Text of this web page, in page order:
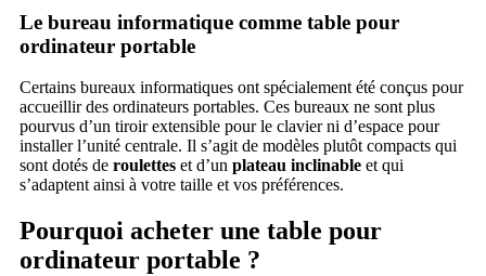
Le bureau informatique comme table pour
ordinateur portable
Certains bureaux informatiques ont spécialement été conçus pour
accueillir des ordinateurs portables. Ces bureaux ne sont plus
pourvus d’un tiroir extensible pour le clavier ni d’espace pour
installer l’unité centrale. Il s’agit de modèles plutôt compacts qui
sont dotés de roulettes et d’un plateau inclinable et qui
s’adaptent ainsi à votre taille et vos préférences.
Pourquoi acheter une table pour
ordinateur portable ?